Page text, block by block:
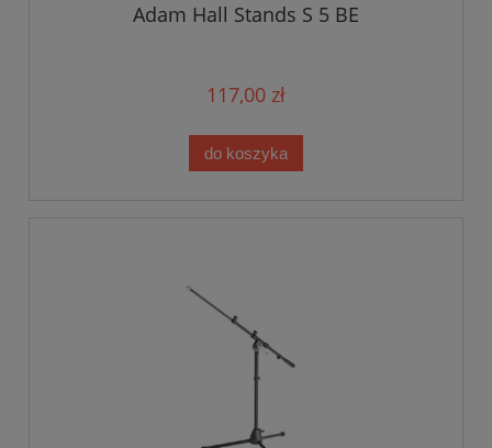
Adam Hall Stands S 5 BE
117,00 zł
do koszyka